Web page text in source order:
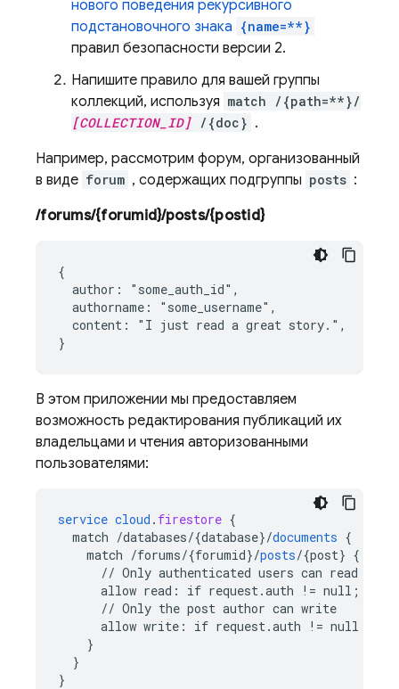
нового поведения рекурсивного
подстановочного знака {name=**}
правил безопасности версии 2.
Напишите правило для вашей группы
коллекций, используя match /{path=**}/
[COLLECTION_ID] /{doc} .
Например, рассмотрим форум, организованный
в виде forum , содержащих подгруппы posts :
/forums/{forumid}/posts/{postid}
{
  author: "some_auth_id",
  authorname: "some_username",
  content: "I just read a great story.",
В этом приложении мы предоставляем
возможность редактирования публикаций их
владельцами и чтения авторизованными
пользователями:
service cloud . firestore {
match /databases/{database}/documents {
match /forums/{forumid}/posts/{post} {
// Only authenticated users can read
allow read : if request .auth != null ;
// Only the post author can write
allow write : if request .auth != null
}
}
}